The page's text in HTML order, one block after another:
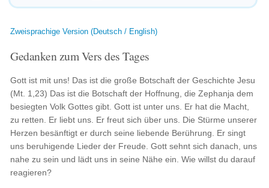
Zweisprachige Version (Deutsch / English)
Gedanken zum Vers des Tages
Gott ist mit uns! Das ist die große Botschaft der Geschichte Jesu
(Mt. 1,23) Das ist die Botschaft der Hoffnung, die Zephanja dem
besiegten Volk Gottes gibt. Gott ist unter uns. Er hat die Macht,
zu retten. Er liebt uns. Er freut sich über uns. Die Stürme unserer
Herzen besänftigt er durch seine liebende Berührung. Er singt
uns beruhigende Lieder der Freude. Gott sehnt sich danach, uns
nahe zu sein und lädt uns in seine Nähe ein. Wie willst du darauf
reagieren?